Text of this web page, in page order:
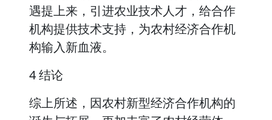
遇提上来，引进农业技术人才，给合作
机构提供技术支持，为农村经济合作机
构输入新血液。
4 结论
综上所述，因农村新型经济合作机构的